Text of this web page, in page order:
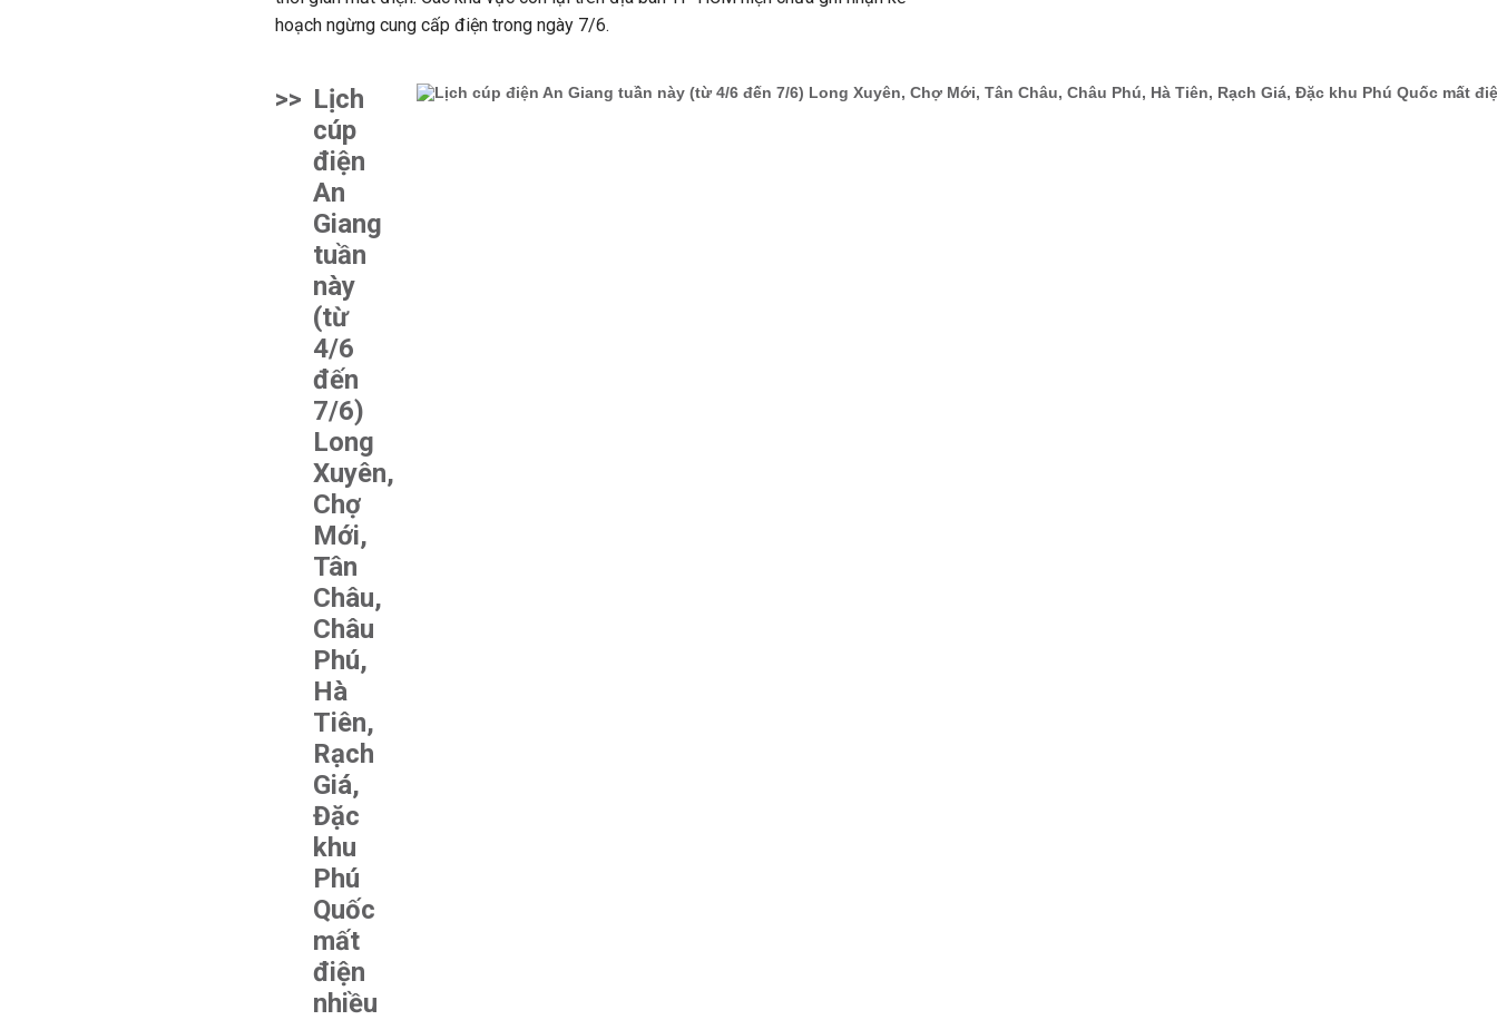
hoạch ngừng cung cấp điện trong ngày 7/6.
>> Lịch
cúp
điện
An
Giang
tuần
này
(từ
4/6
đến
7/6)
Long
Xuyên,
Chợ
Mới,
Tân
Châu,
Châu
Phú,
Hà
Tiên,
Rạch
Giá,
Đặc
khu
Phú
Quốc
mất
điện
nhiều